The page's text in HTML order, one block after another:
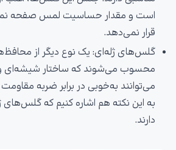
است و مقدار حساسیت لمس صفحه
قرار نمی‌دهد.
گلس‌های ژله‌ای: یک نوع دیگر از
محسوب می‌شوند که ساختار شیشه‌ای و
می‌توانند به‌خوبی در برابر ضربه مقاومت
به این نکته هم اشاره کنیم که گلس‌های
دارند.